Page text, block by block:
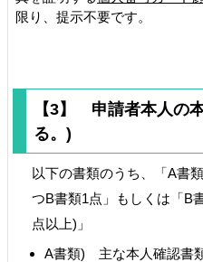
限り、提示不要です。
【3】 申請者本人の
る。)
以下の書類のうち、「A書
つB書類1点」もしくは「B
点以上)」
A書類) 主な本人確認書